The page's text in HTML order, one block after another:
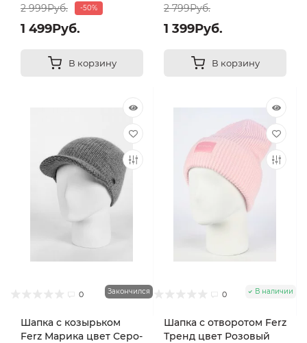
2 999Руб. -50%
1 499Руб.
В корзину
2 799Руб.
1 399Руб.
В корзину
0 Закончился
Шапка с козырьком
Ferz Марика цвет Серо-
0 В наличии
Шапка с отворотом Ferz
Тренд цвет Розовый